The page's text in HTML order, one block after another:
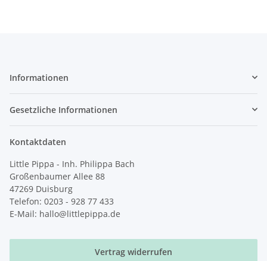
Informationen
Gesetzliche Informationen
Kontaktdaten
Little Pippa - Inh. Philippa Bach
Großenbaumer Allee 88
47269 Duisburg
Telefon: 0203 - 928 77 433
E-Mail: hallo@littlepippa.de
Vertrag widerrufen